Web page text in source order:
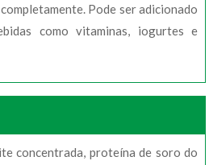
Pode ser adicionado
como vitaminas, iogurtes e
concentrada, proteína de soro do